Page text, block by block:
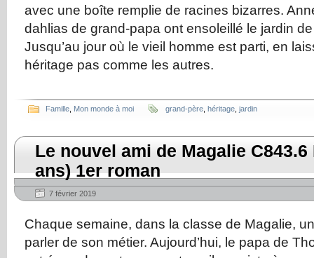
avec une boîte remplie de racines bizarres.
dahlias de grand-papa ont ensoleillé le jardin
Jusqu’au jour où le vieil homme est parti, en
héritage pas comme les autres.
Famille Mon monde à moi grand-père héritage jardin
Le nouvel ami de Magalie C843.6
ans) 1er roman
7 février 2019
Chaque semaine, dans la classe de Magalie,
parler de son métier. Aujourd’hui, le papa de